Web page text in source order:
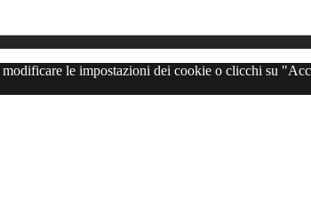
le impostazioni dei cookie o clicchi su